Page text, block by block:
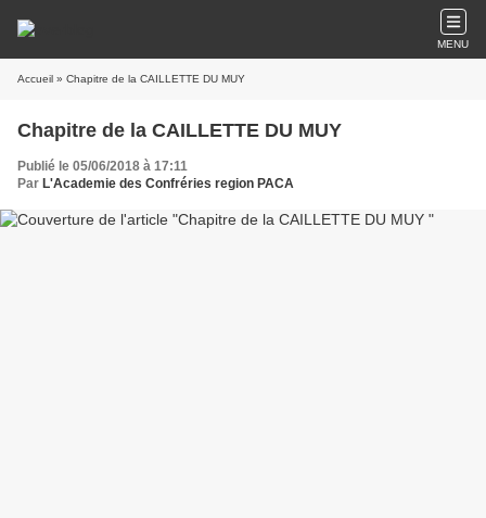
MENU
Accueil » Chapitre de la CAILLETTE DU MUY
Chapitre de la CAILLETTE DU MUY
Publié le 05/06/2018 à 17:11
Par L'Academie des Confréries region PACA